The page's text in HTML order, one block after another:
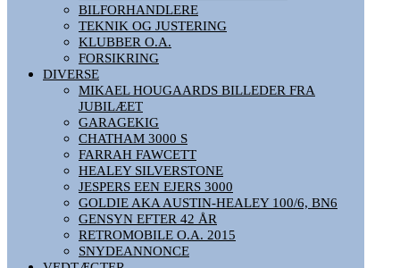
BILFORHANDLERE
TEKNIK OG JUSTERING
KLUBBER O.A.
FORSIKRING
DIVERSE
MIKAEL HOUGAARDS BILLEDER FRA
JUBILÆET
GARAGEKIG
CHATHAM 3000 S
FARRAH FAWCETT
HEALEY SILVERSTONE
JESPERS EEN EJERS 3000
GOLDIE AKA AUSTIN-HEALEY 100/6, BN6
GENSYN EFTER 42 ÅR
RETROMOBILE O.A. 2015
SNYDEANNONCE